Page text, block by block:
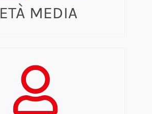
ETÀ MEDIA